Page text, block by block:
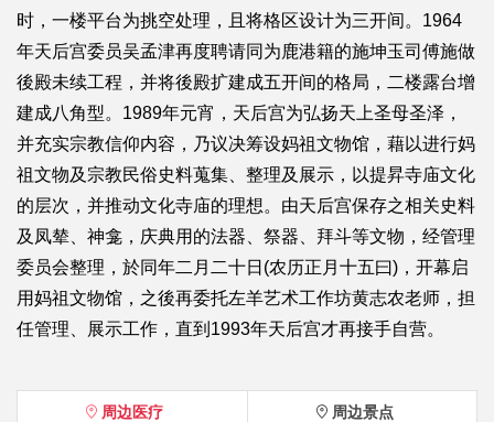
时，一楼平台为挑空处理，且将格区设计为三开间。1964
年天后宫委员吴孟津再度聘请同为鹿港籍的施坤玉司傅施做
後殿未续工程，并将後殿扩建成五开间的格局，二楼露台增
建成八角型。1989年元宵，天后宫为弘扬天上圣母圣泽，
并充实宗教信仰内容，乃议决筹设妈祖文物馆，藉以进行妈
祖文物及宗教民俗史料蒐集、整理及展示，以提昇寺庙文化
的层次，并推动文化寺庙的理想。由天后宫保存之相关史料
及凤辇、神龛，庆典用的法器、祭器、拜斗等文物，经管理
委员会整理，於同年二月二十日(农历正月十五曰)，开幕启
用妈祖文物馆，之後再委托左羊艺术工作坊黄志农老师，担
任管理、展示工作，直到1993年天后宫才再接手自营。
周边医疗 周边景点